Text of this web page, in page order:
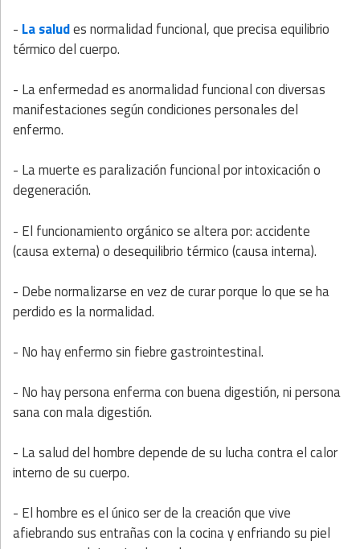
- La saludes normalidad funcional, que precisa equilibrio
térmico del cuerpo.
- La enfermedad es anormalidad funcional con diversas
manifestaciones según condiciones personales del
enfermo.
- La muerte es paralización funcional por intoxicación o
degeneración.
- El funcionamiento orgánico se altera por: accidente
(causa externa) o desequilibrio térmico (causa interna).
- Debe normalizarse en vez de curar porque lo que se ha
perdido es la normalidad.
- No hay enfermo sin fiebre gastrointestinal.
- No hay persona enferma con buena digestión, ni persona
sana con mala digestión.
- La salud del hombre depende de su lucha contra el calor
interno de su cuerpo.
- El hombre es el único ser de la creación que vive
afiebrando sus entrañas con la cocina y enfriando su piel